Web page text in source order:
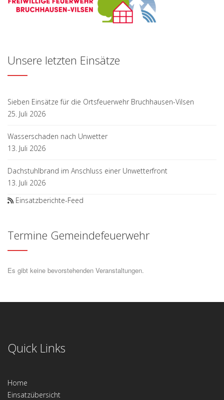
Unsere letzten Einsätze
Sieben Einsätze für die Ortsfeuerwehr Bruchhausen-Vilsen
25. Juli 2026
Wasserschaden nach Unwetter
13. Juli 2026
Dachstuhlbrand im Anschluss einer Unwetterfront
13. Juli 2026
Einsatzberichte-Feed
Termine Gemeindefeuerwehr
Es gibt keine bevorstehenden Veranstaltungen.
Quick Links
Home
Einsatzübersicht